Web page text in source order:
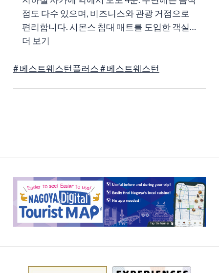
점도 다수 있으며, 비즈니스와 관광 거점으로
편리합니다. 시몬스 침대 매트를 도입한 객실…
더 보기
# 베스트웨스턴플러스# 베스트웨스턴